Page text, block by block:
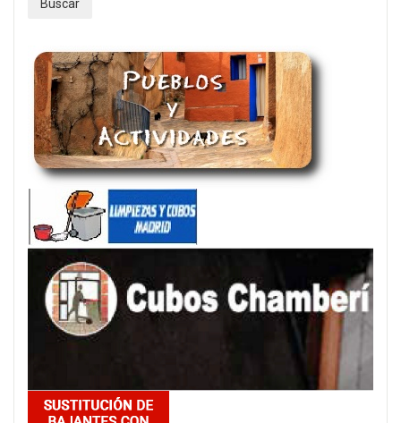
Buscar